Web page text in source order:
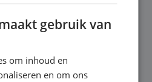
waardoor je
gebruik van
om inhoud en
en om ons